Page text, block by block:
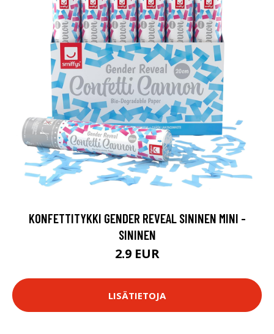
KONFETTITYKKI GENDER REVEAL SININEN MINI -
SININEN
2.9 EUR
LISÄTIETOJA